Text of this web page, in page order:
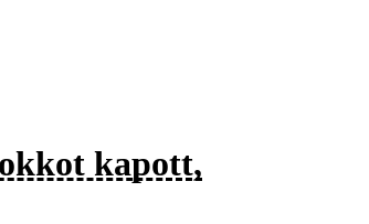
kapott,